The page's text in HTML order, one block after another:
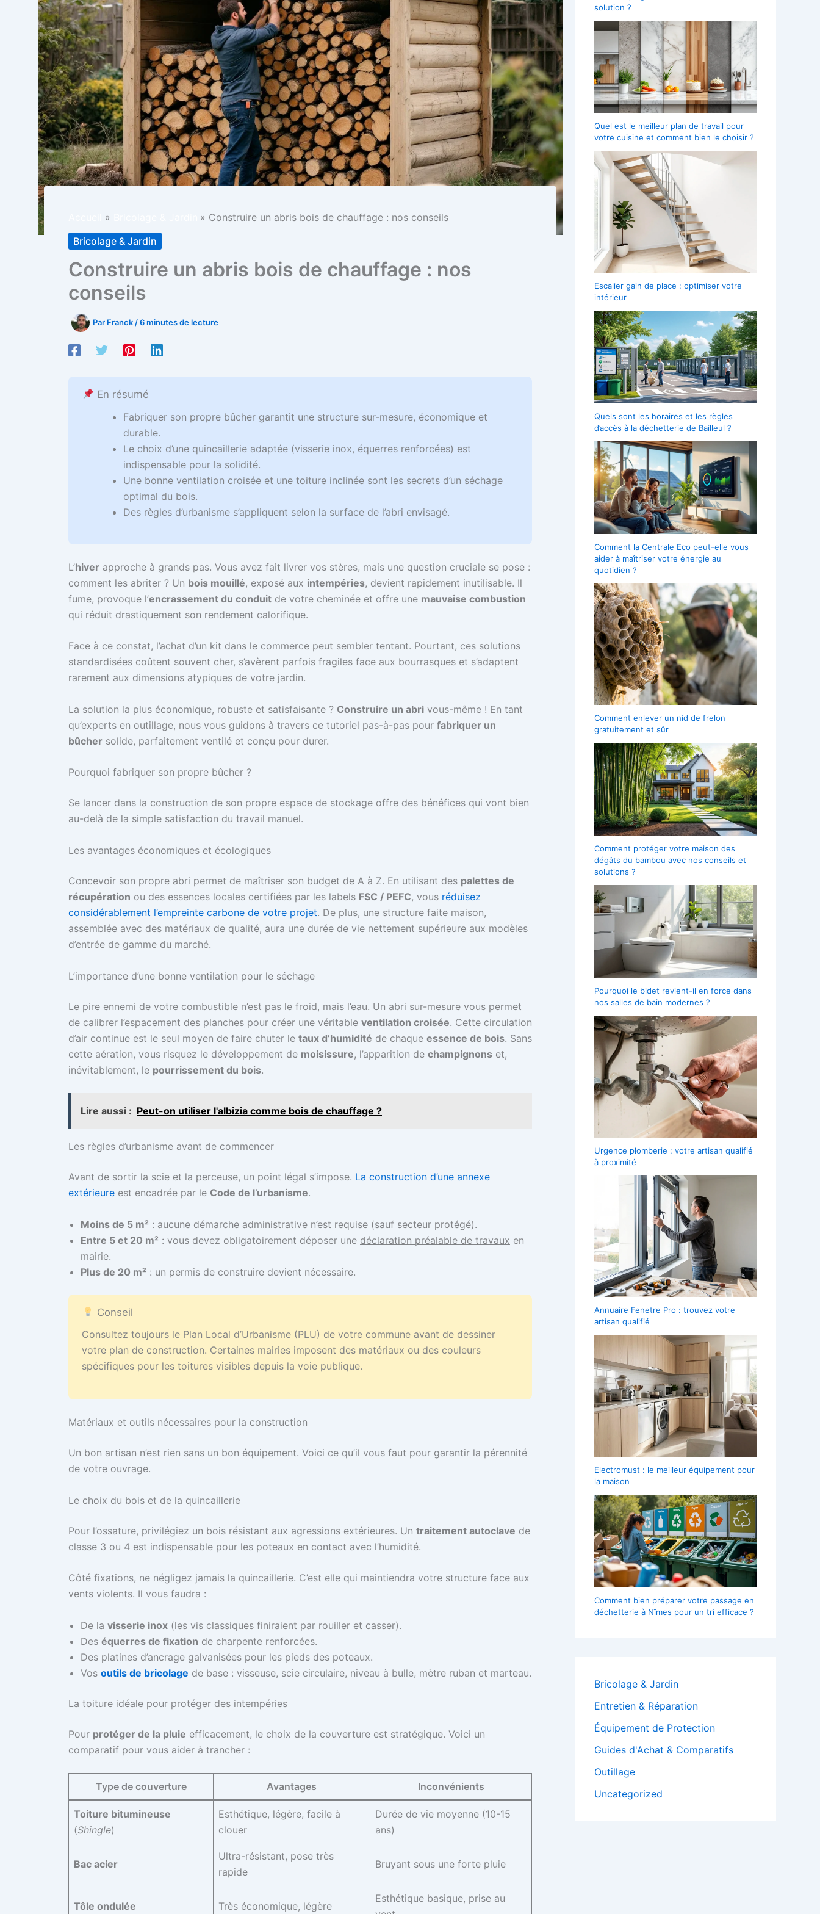
Construire un abris bois de chauffage : nos conseils
Bricolage & Jardin
Construire un abris bois de chauffage : nos
conseils
Par Franck /6 minutes de lecture
En résumé
Fabriquer son propre bûcher garantit une structure sur-mesure, économique et
durable.
Le choix d’une quincaillerie adaptée (visserie inox, équerres renforcées) est
indispensable pour la solidité.
Une bonne ventilation croisée et une toiture inclinée sont les secrets d’un séchage
optimal du bois.
Des règles d’urbanisme s’appliquent selon la surface de l’abri envisagé.
L’hiver approche à grands pas. Vous avez fait livrer vos stères, mais une question cruciale se pose :
comment les abriter ? Un bois mouillé, exposé aux intempéries, devient rapidement inutilisable. Il
fume, provoque l’encrassement du conduit de votre cheminée et offre une mauvaise combustion
qui réduit drastiquement son rendement calorifique.
Face à ce constat, l’achat d’un kit dans le commerce peut sembler tentant. Pourtant, ces solutions
standardisées coûtent souvent cher, s’avèrent parfois fragiles face aux bourrasques et s’adaptent
rarement aux dimensions atypiques de votre jardin.
La solution la plus économique, robuste et satisfaisante ? Construire un abri vous-même ! En tant
qu’experts en outillage, nous vous guidons à travers ce tutoriel pas-à-pas pour fabriquer un
bûcher solide, parfaitement ventilé et conçu pour durer.
Pourquoi fabriquer son propre bûcher ?
Se lancer dans la construction de son propre espace de stockage offre des bénéfices qui vont bien
au-delà de la simple satisfaction du travail manuel.
Les avantages économiques et écologiques
Concevoir son propre abri permet de maîtriser son budget de A à Z. En utilisant des palettes de
récupération ou des essences locales certifiées par les labels FSC / PEFC, vous réduisez
considérablement l’empreinte carbone de votre projet. De plus, une structure faite maison,
assemblée avec des matériaux de qualité, aura une durée de vie nettement supérieure aux modèles
d’entrée de gamme du marché.
L’importance d’une bonne ventilation pour le séchage
Le pire ennemi de votre combustible n’est pas le froid, mais l’eau. Un abri sur-mesure vous permet
de calibrer l’espacement des planches pour créer une véritable ventilation croisée. Cette circulation
d’air continue est le seul moyen de faire chuter le taux d’humidité de chaque essence de bois. Sans
cette aération, vous risquez le développement de moisissure, l’apparition de champignons et,
inévitablement, le pourrissement du bois.
Lire aussi : Peut-on utiliser l'albizia comme bois de chauffage ?
Les règles d’urbanisme avant de commencer
Avant de sortir la scie et la perceuse, un point légal s’impose. La construction d’une annexe
extérieure est encadrée par le Code de l’urbanisme.
Moins de 5 m² : aucune démarche administrative n’est requise (sauf secteur protégé).
Entre 5 et 20 m² : vous devez obligatoirement déposer une déclaration préalable de travaux en
mairie.
Plus de 20 m² : un permis de construire devient nécessaire.
Conseil
Consultez toujours le Plan Local d’Urbanisme (PLU) de votre commune avant de dessiner
votre plan de construction. Certaines mairies imposent des matériaux ou des couleurs
spécifiques pour les toitures visibles depuis la voie publique.
Matériaux et outils nécessaires pour la construction
Un bon artisan n’est rien sans un bon équipement. Voici ce qu’il vous faut pour garantir la pérennité
de votre ouvrage.
Le choix du bois et de la quincaillerie
Pour l’ossature, privilégiez un bois résistant aux agressions extérieures. Un traitement autoclave de
classe 3 ou 4 est indispensable pour les poteaux en contact avec l’humidité.
Côté fixations, ne négligez jamais la quincaillerie. C’est elle qui maintiendra votre structure face aux
vents violents. Il vous faudra :
De la visserie inox (les vis classiques finiraient par rouiller et casser).
Des équerres de fixation de charpente renforcées.
Des platines d’ancrage galvanisées pour les pieds des poteaux.
Vos outils de bricolage de base : visseuse, scie circulaire, niveau à bulle, mètre ruban et marteau.
La toiture idéale pour protéger des intempéries
Pour protéger de la pluie efficacement, le choix de la couverture est stratégique. Voici un
comparatif pour vous aider à trancher :
Type de couverture Avantages Inconvénients
Toiture bitumineuse
(Shingle)
Esthétique, légère, facile à
clouer
Durée de vie moyenne (10-15
ans)
Bac acier
Ultra-résistant, pose très
rapide
Bruyant sous une forte pluie
Tôle ondulée Très économique, légère
Esthétique basique, prise au
solution ?
Quel est le meilleur plan de travail pour
votre cuisine et comment bien le choisir ?
Escalier gain de place : optimiser votre
intérieur
Quels sont les horaires et les règles
d’accès à la déchetterie de Bailleul ?
Comment la Centrale Eco peut-elle vous
aider à maîtriser votre énergie au
quotidien ?
Comment enlever un nid de frelon
gratuitement et sûr
Comment protéger votre maison des
dégâts du bambou avec nos conseils et
solutions ?
Pourquoi le bidet revient-il en force dans
nos salles de bain modernes ?
Urgence plomberie : votre artisan qualifié
à proximité
Annuaire Fenetre Pro : trouvez votre
artisan qualifié
Electromust : le meilleur équipement pour
la maison
Comment bien préparer votre passage en
déchetterie à Nîmes pour un tri efficace ?
Bricolage & Jardin
Entretien & Réparation
Équipement de Protection
Guides d'Achat & Comparatifs
Outillage
Uncategorized